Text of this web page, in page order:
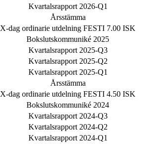
Kvartalsrapport 2026-Q1
Årsstämma
X-dag ordinarie utdelning FESTI 7.00 ISK
Bokslutskommuniké 2025
Kvartalsrapport 2025-Q3
Kvartalsrapport 2025-Q2
Kvartalsrapport 2025-Q1
Årsstämma
X-dag ordinarie utdelning FESTI 4.50 ISK
Bokslutskommuniké 2024
Kvartalsrapport 2024-Q3
Kvartalsrapport 2024-Q2
Kvartalsrapport 2024-Q1